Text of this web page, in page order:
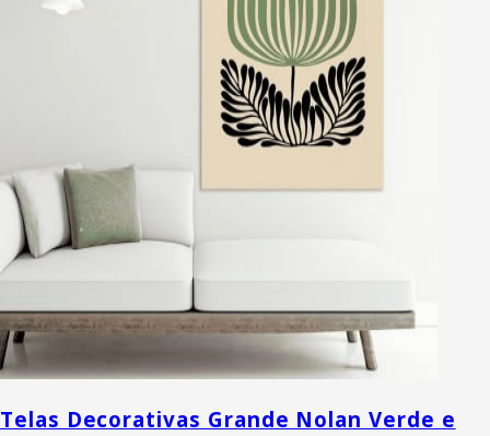
Telas Decorativas Grande Nolan Verde e